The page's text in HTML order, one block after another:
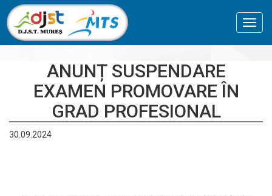
ANUNȚ SUSPENDARE
EXAMEN PROMOVARE ÎN
GRAD PROFESIONAL
30.09.2024